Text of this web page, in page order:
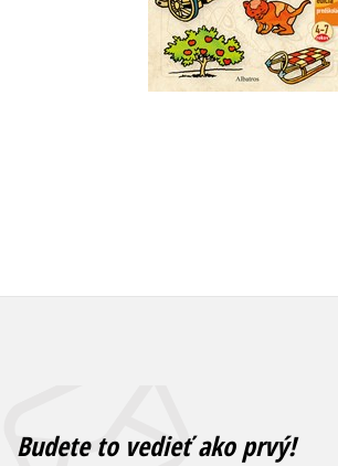
Do košíka
9,34 €
Budete to vedieť ako prvý!